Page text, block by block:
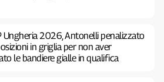
Ungheria 2026, Antonelli penalizzato
in griglia per non aver
le bandiere gialle in qualifica